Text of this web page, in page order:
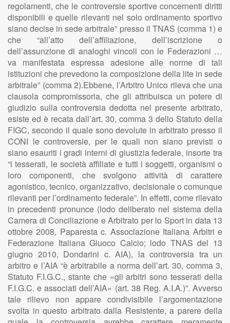
regolamenti, che le controversie sportive concernenti diritti
disponibili e quelle rilevanti nel solo ordinamento sportivo
siano decise in sede arbitrale” presso il TNAS (comma 1) e
che “all’atto dell’affiliazione, dell’iscrizione o
dell’assunzione di analoghi vincoli con le Federazioni …
va manifestata espressa adesione alle norme di tali
istituzioni che prevedono la composizione della lite in sede
arbitrale” (comma 2).Ebbene, l’Arbitro Unico rileva che una
clausola compromissoria, che gli attribuisca un potere di
giudizio sulla controversia dedotta nel presente arbitrato,
esiste ed è recata dall’art. 30, comma 3 dello Statuto della
FIGC, secondo il quale sono devolute in arbitrato presso il
CONI le controversie, per le quali non siano previsti o
siano esauriti i gradi interni di giustizia federale, insorte tra
“i tesserati, le società affiliate e tutti i soggetti, organismi o
loro componenti, che svolgono attività di carattere
agonistico, tecnico, organizzativo, decisionale o comunque
rilevanti per l’ordinamento federale”. In effetti, come rilevato
in precedenti pronunce (lodo deliberato nel sistema della
Camera di Conciliazione e Arbitrato per lo Sport in data 13
ottobre 2008, Paparesta c. Associazione Italiana Arbitri e
Federazione Italiana Giuoco Calcio; lodo TNAS del 13
giugno 2010, Dondarini c. AIA), la controversia tra un
arbitro e l’AIA “è arbitrabile a norma dell’art. 30, comma 3,
Statuto F.I.G.C., stante che «gli arbitri sono tesserati della
F.I.G.C. e associati dell’AIA» (art. 38 Reg. A.I.A.)”. Avverso
tale rilievo non appare condivisibile l’argomentazione
svolta in questo arbitrato dalla Resistente, a parere della